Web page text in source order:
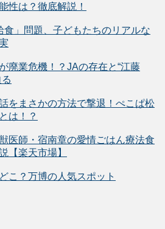
性は？徹底解説！
」問題、子どもたちのリアルな
廃業危機！？JAの存在と“江藤
をまさかの方法で撃退！ぺこぱ松
は！？
医師・宿南章の愛情ごはん療法食
【楽天市場】
こ？万博の人気スポット